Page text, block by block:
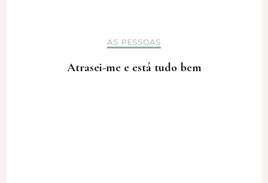
AS PESSOAS
Atrasei-me e está tudo bem